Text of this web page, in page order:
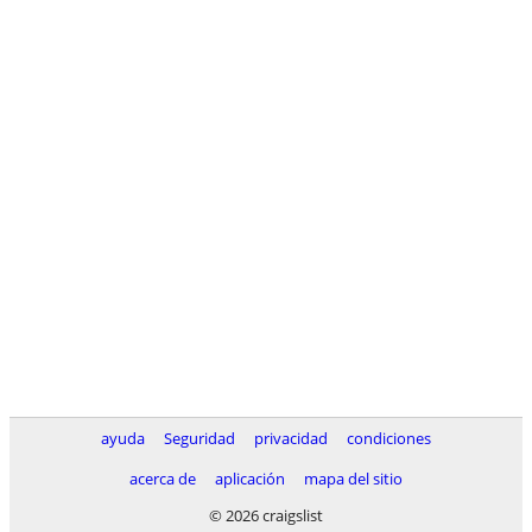
ayuda Seguridad privacidad
condiciones
acerca de
aplicación
mapa del sitio
© 2026 craigslist